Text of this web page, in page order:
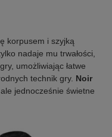
korpusem i szyjką
nadaje mu trwałości,
umożliwiając łatwe
technik gry. Noir
jednocześnie świetne